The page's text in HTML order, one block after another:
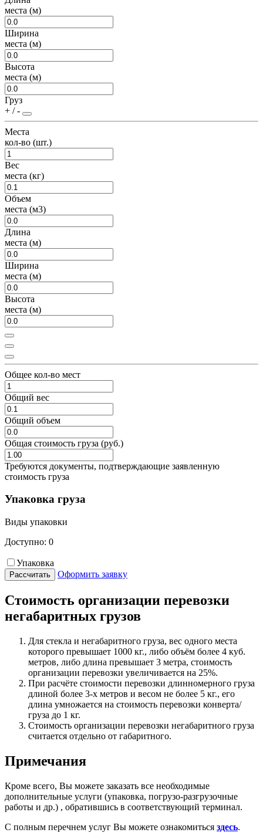
места (м)
Ширина
места (м)
Высота
места (м)
Груз
+ / -
Места
кол-во (шт.)
Вес
места (кг)
Объем
места (м3)
Длина
места (м)
Ширина
места (м)
Высота
места (м)
Общее кол-во мест
Общий вес
Общий объем
Общая стоимость груза (руб.)
Требуются документы, подтверждающие заявленную
стоимость груза
Упаковка груза
Виды упаковки
Доступно: 0
Упаковка
Рассчитать Оформить заявку
Стоимость организации перевозки
негабаритных грузов
Для стекла и негабаритного груза, вес одного места
которого превышает 1000 кг., либо объём более 4 куб.
метров, либо длина превышает 3 метра, стоимость
организации перевозки увеличивается на 25%.
При расчёте стоимости перевозки длинномерного груза
длиной более 3-х метров и весом не более 5 кг., его
длина умножается на стоимость перевозки конверта/
груза до 1 кг.
Стоимость организации перевозки негабаритного груза
считается отдельно от габаритного.
Примечания
Кроме всего, Вы можете заказать все необходимые
дополнительные услуги (упаковка, погрузо-разгрузочные
работы и др.) , обратившись в соответствующий терминал.
С полным перечнем услуг Вы можете ознакомиться здесь.